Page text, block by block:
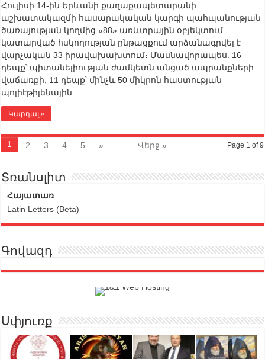
Հուլիսի 14-ին Երևանի քաղաքապետարանի
աշխատակազմի հասարակական կարգի պահպանության
ծառայության կողմից «88» առևտրային օբյեկտում
կատարված հսկողության ընթացքում արձանագրվել է
վարչական 33 իրավախախտում։ Մասնավորապես. 16
դեպք՝ պիտանելիության ժամկետն անցած ապրանքների
վաճառքի, 11 դեպք՝ մինչև 50 միկրոն հաստության
պոլիէթիլենային …
Կարդալ »
Page 1 of 9
1 2 3 4 5 » ... Վերջ »
Տռանսլիտ
Հայատառ
Latin Letters (Beta)
Գովազդ
Սփյուռք